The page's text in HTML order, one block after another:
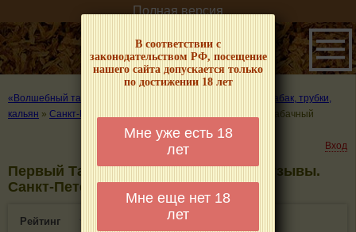
В соответствии с
законодательством РФ, посещение
нашего сайта допускается только
по достижении 18 лет
Мне уже есть 18
лет
Мне еще нет 18
лет
Полная версия
«Волшебный табачок» – о табаке и курении
Где купить табак, трубки,
кальян » Санкт-Петербург Первый Табачный
Вход
Первый Табачный - информация и отзывы.
Санкт-Петербург
Рейтинг
0(0)